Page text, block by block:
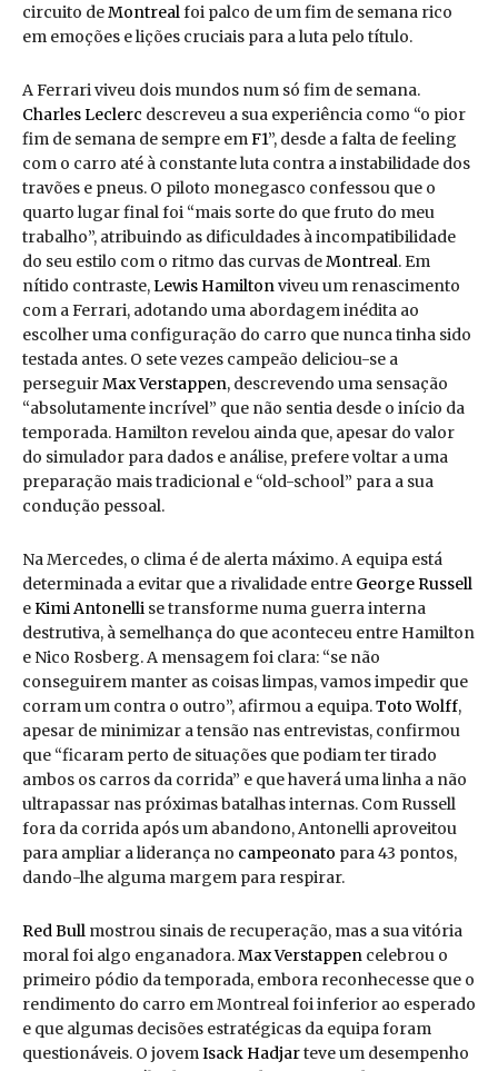
circuito deMontrealfoi palco de um fim de semana rico
em emoções e lições cruciais para a luta pelo título.
A Ferrari viveu dois mundos num só fim de semana.
Charles Leclerc descreveu a sua experiência como “o pior
fim de semana de sempre emF1”, desde a falta de feeling
com o carro até à constante luta contra a instabilidade dos
travões e pneus. O piloto monegasco confessou que o
quarto lugar final foi “mais sorte do que fruto do meu
trabalho”, atribuindo as dificuldades à incompatibilidade
do seu estilo com o ritmo das curvas deMontreal. Em
nítido contraste,Lewis Hamiltonviveu um renascimento
com a Ferrari, adotando uma abordagem inédita ao
escolher uma configuração do carro que nunca tinha sido
testada antes. O sete vezes campeão deliciou-se a
perseguirMax Verstappen, descrevendo uma sensação
“absolutamente incrível” que não sentia desde o início da
temporada. Hamilton revelou ainda que, apesar do valor
do simulador para dados e análise, prefere voltar a uma
preparação mais tradicional e “old-school” para a sua
condução pessoal.
Na Mercedes, o clima é de alerta máximo. A equipa está
determinada a evitar que a rivalidade entre George Russell
eKimi Antonelli se transforme numa guerra interna
destrutiva, à semelhança do que aconteceu entre Hamilton
e Nico Rosberg. A mensagem foi clara: “se não
conseguirem manter as coisas limpas, vamos impedir que
corram um contra o outro”, afirmou a equipa.Toto Wolff,
apesar de minimizar a tensão nas entrevistas, confirmou
que “ficaram perto de situações que podiam ter tirado
ambos os carros da corrida” e que haverá uma linha a não
ultrapassar nas próximas batalhas internas. Com Russell
fora da corrida após um abandono, Antonelli aproveitou
para ampliar a liderança no campeonato para 43 pontos,
dando-lhe alguma margem para respirar.
Red Bull mostrou sinais de recuperação, mas a sua vitória
moral foi algo enganadora.Max Verstappen celebrou o
primeiro pódio da temporada, embora reconhecesse que o
rendimento do carro em Montreal foi inferior ao esperado
e que algumas decisões estratégicas da equipa foram
questionáveis. O jovemIsack Hadjarteve um desempenho